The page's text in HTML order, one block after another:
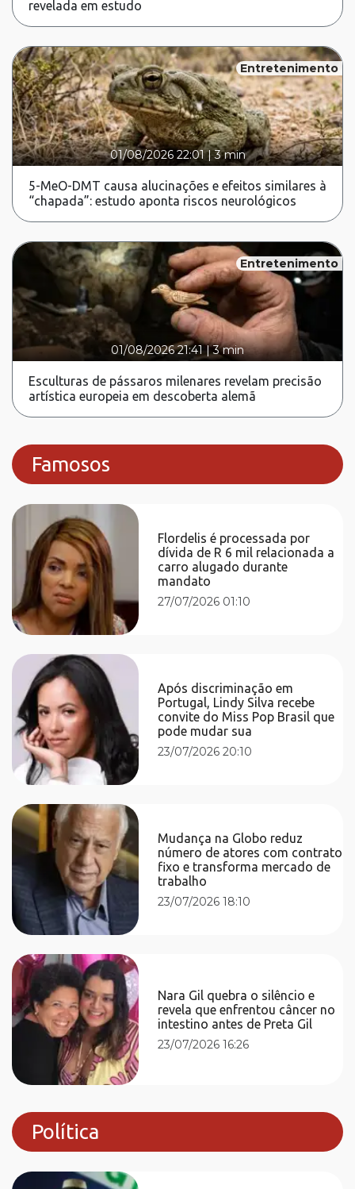
revelada em estudo
Entretenimento
01/08/2026 22:01|3 min
5-MeO-DMT causa alucinações e efeitos similares à
“chapada”: estudo aponta riscos neurológicos
Entretenimento
01/08/2026 21:41 |3 min
Esculturas de pássaros milenares revelam precisão
artística europeia em descoberta alemã
Famosos
Flordelis é processada por
dívida de R 6 mil relacionada a
carro alugado durante
mandato
27/07/2026 01:10
Após discriminação em
Portugal, Lindy Silva recebe
convite do Miss Pop Brasil que
pode mudar sua
23/07/2026 20:10
Mudança na Globo reduz
número de atores com contrato
fixo e transforma mercado de
trabalho
23/07/2026 18:10
Nara Gil quebra o silêncio e
revela que enfrentou câncer no
intestino antes de Preta Gil
23/07/2026 16:26
Política